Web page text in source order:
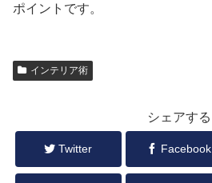
ポイントです。
インテリア術
シェアする
Twitter Facebook